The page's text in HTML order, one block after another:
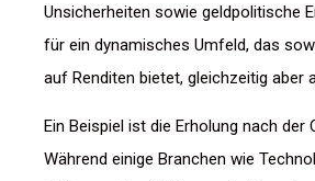
Unsicherheiten sowie geldpolitische
für ein dynamisches Umfeld, das
auf Renditen bietet, gleichzeitig aber
Ein Beispiel ist die Erholung nach der
Während einige Branchen wie